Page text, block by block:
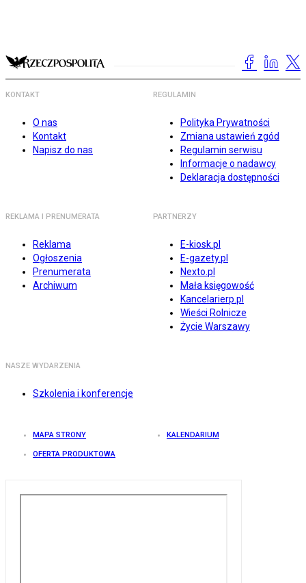
KONTAKT
O nas
Kontakt
Napisz do nas
REGULAMIN
Polityka Prywatności
Zmiana ustawień zgód
Regulamin serwisu
Informacje o nadawcy
Deklaracja dostępności
REKLAMA I PRENUMERATA
Reklama
Ogłoszenia
Prenumerata
Archiwum
PARTNERZY
E-kiosk.pl
E-gazety.pl
Nexto.pl
Mała księgowość
Kancelarierp.pl
Wieści Rolnicze
Życie Warszawy
NASZE WYDARZENIA
Szkolenia i konferencje
MAPA STRONY KALENDARIUM
OFERTA PRODUKTOWA